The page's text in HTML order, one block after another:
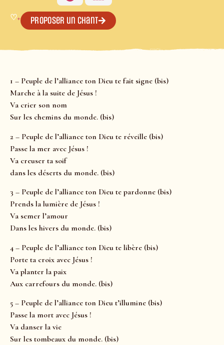
♡+ Proposer un chant
1 – Peuple de l’alliance ton Dieu te fait signe (bis)
Marche à la suite de Jésus !
Va crier son nom
Sur les chemins du monde. (bis)
2 – Peuple de l’alliance ton Dieu te réveille (bis)
Passe la mer avec Jésus !
Va creuser ta soif
dans les déserts du monde. (bis)
3 – Peuple de l’alliance ton Dieu te pardonne (bis)
Prends la lumière de Jésus !
Va semer l’amour
Dans les hivers du monde. (bis)
4 – Peuple de l’alliance ton Dieu te libère (bis)
Porte ta croix avec Jésus !
Va planter la paix
Aux carrefours du monde. (bis)
5 – Peuple de l’alliance ton Dieu t’illumine (bis)
Passe la mort avec Jésus !
Va danser la vie
Sur les tombeaux du monde. (bis)